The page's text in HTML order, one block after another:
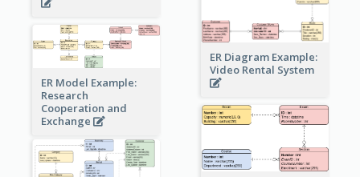
ER Diagram Example:
Video Rental System
ER Model Example:
Research
Cooperation and
Exchange